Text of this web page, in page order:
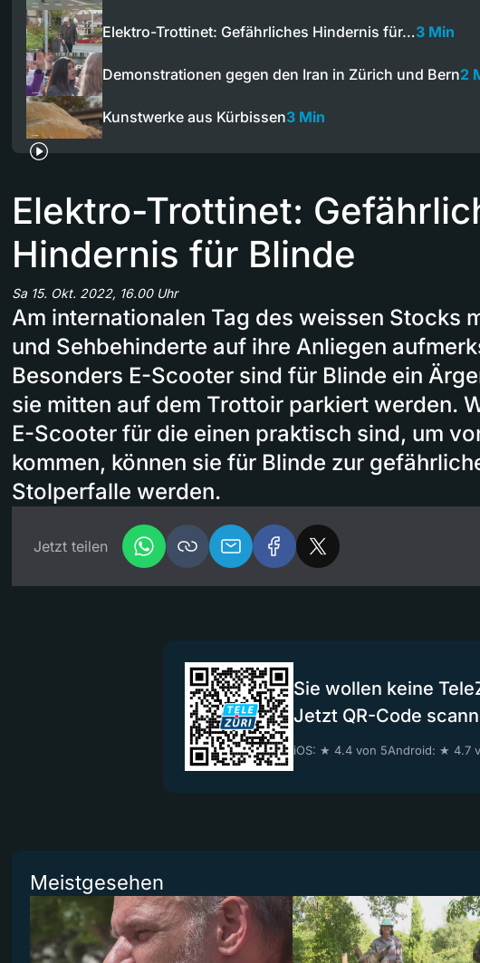
Elektro-Trottinet: Gefährliches Hindernis für…3 Min
Demonstrationen gegen den Iran in Zürich und Bern2
Kunstwerke aus Kürbissen3 Min
Elektro-Trottinet:
Hindernis für Blinde
Sa 15. Okt. 2022, 16.00 Uhr
Am internationalen Tag des weissen Stocks
und Sehbehinderte auf ihre Anliegen
Besonders E-Scooter sind für Blinde ein
sie mitten auf dem Trottoir parkiert werden.
E-Scooter für die einen praktisch sind, um
kommen, können sie für Blinde zur
Stolperfalle werden.
Jetzt teilen
Sie wollen keine
Jetzt QR-Code
iOS: ★ 4.4 von 5Android: ★ 4.7
Meistgesehen